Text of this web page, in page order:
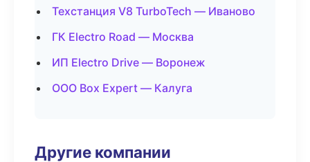
Техстанция V8 TurboTech — Иваново
ГК Electro Road — Москва
ИП Electro Drive — Воронеж
ООО Box Expert — Калуга
Другие компании